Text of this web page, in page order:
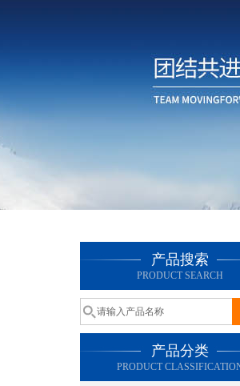
产品搜索
PRODUCT SEARCH
产品分类
PRODUCT